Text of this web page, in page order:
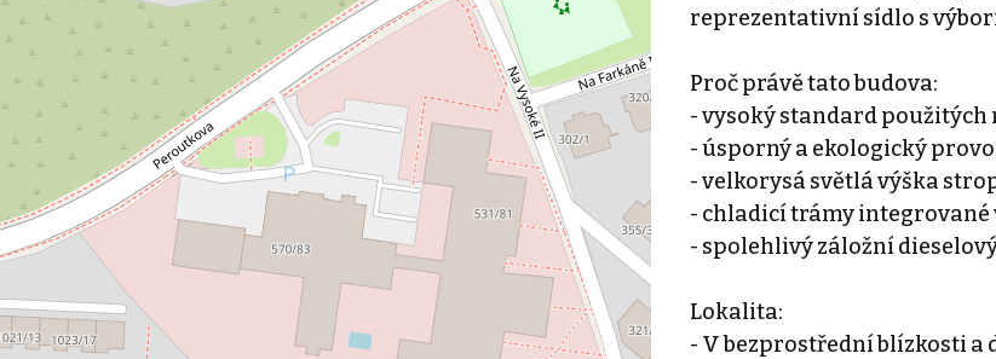
reprezentativní sídlo s
Proč právě tato budova:
- vysoký standard
- úsporný a ekologický
- velkorysá světlá výška
- chladicí trámy
- spolehlivý záložní
Lokalita:
- V bezprostřední blízkosti a